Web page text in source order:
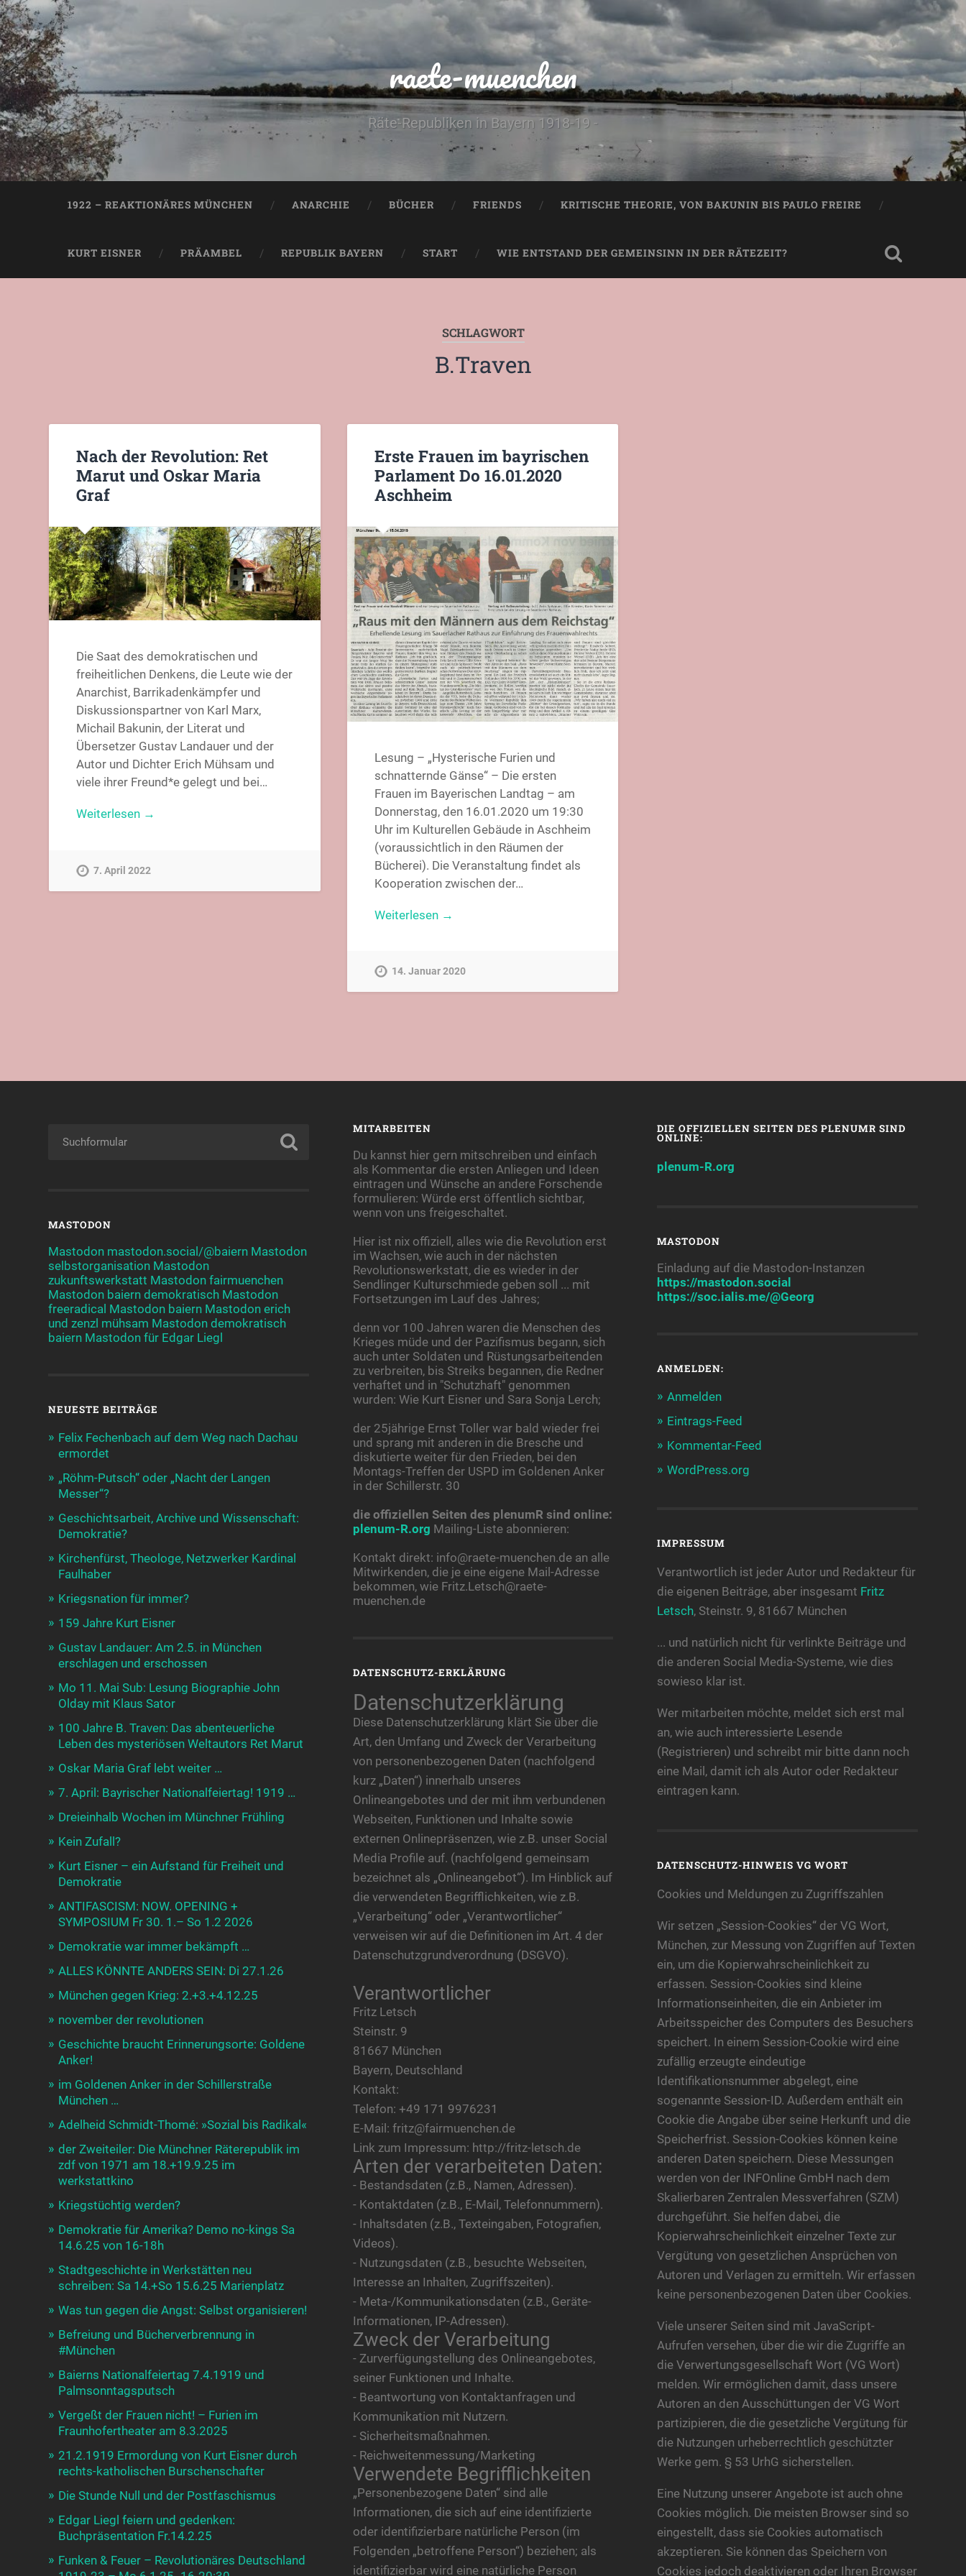
raete-muenchen
Räte-Republiken in Bayern 1918-19 -
1922 – REAKTIONÄRES MÜNCHEN ANARCHIE BÜCHER FRIENDS KRITISCHE THEORIE, VON BAKUNIN BIS PAULO FREIRE
KURT EISNER PRÄAMBEL REPUBLIK BAYERN START WIE ENTSTAND DER GEMEINSINN IN DER RÄTEZEIT?
SCHLAGWORT
B.Traven
Nach der Revolution: Ret
Marut und Oskar Maria
Graf
Die Saat des demokratischen und
freiheitlichen Denkens, die Leute wie der
Anarchist, Barrikadenkämpfer und
Diskussionspartner von Karl Marx,
Michail Bakunin, der Literat und
Übersetzer Gustav Landauer und der
Autor und Dichter Erich Mühsam und
viele ihrer Freund*e gelegt und bei…
Weiterlesen →
7. April 2022
Erste Frauen im bayrischen
Parlament Do 16.01.2020
Aschheim
Lesung – „Hysterische Furien und
schnatternde Gänse“ – Die ersten
Frauen im Bayerischen Landtag – am
Donnerstag, den 16.01.2020 um 19:30
Uhr im Kulturellen Gebäude in Aschheim
(voraussichtlich in den Räumen der
Bücherei). Die Veranstaltung findet als
Kooperation zwischen der…
Weiterlesen →
14. Januar 2020
MASTODON
Mastodon mastodon.social/@baiern Mastodon
selbstorganisation Mastodon
zukunftswerkstatt Mastodon fairmuenchen
Mastodon baiern demokratisch Mastodon
freeradical Mastodon baiern Mastodon erich
und zenzl mühsam Mastodon demokratisch
baiern Mastodon für Edgar Liegl
NEUESTE BEITRÄGE
Felix Fechenbach auf dem Weg nach Dachau
ermordet
„Röhm-Putsch“ oder „Nacht der Langen
Messer“?
Geschichtsarbeit, Archive und Wissenschaft:
Demokratie?
Kirchenfürst, Theologe, Netzwerker Kardinal
Faulhaber
Kriegsnation für immer?
159 Jahre Kurt Eisner
Gustav Landauer: Am 2.5. in München
erschlagen und erschossen
Mo 11. Mai Sub: Lesung Biographie John
Olday mit Klaus Sator
100 Jahre B. Traven: Das abenteuerliche
Leben des mysteriösen Weltautors Ret Marut
Oskar Maria Graf lebt weiter …
7. April: Bayrischer Nationalfeiertag! 1919 …
Dreieinhalb Wochen im Münchner Frühling
Kein Zufall?
Kurt Eisner – ein Aufstand für Freiheit und
Demokratie
ANTIFASCISM: NOW. OPENING +
SYMPOSIUM Fr 30. 1.– So 1.2 2026
Demokratie war immer bekämpft …
ALLES KÖNNTE ANDERS SEIN: Di 27.1.26
München gegen Krieg: 2.+3.+4.12.25
november der revolutionen
Geschichte braucht Erinnerungsorte: Goldene
Anker!
im Goldenen Anker in der Schillerstraße
München …
Adelheid Schmidt-Thomé: »Sozial bis Radikal«
der Zweiteiler: Die Münchner Räterepublik im
zdf von 1971 am 18.+19.9.25 im
werkstattkino
Kriegstüchtig werden?
Demokratie für Amerika? Demo no-kings Sa
14.6.25 von 16-18h
Stadtgeschichte in Werkstätten neu
schreiben: Sa 14.+So 15.6.25 Marienplatz
Was tun gegen die Angst: Selbst organisieren!
Befreiung und Bücherverbrennung in
#München
Baierns Nationalfeiertag 7.4.1919 und
Palmsonntagsputsch
Vergeßt der Frauen nicht! – Furien im
Fraunhofertheater am 8.3.2025
21.2.1919 Ermordung von Kurt Eisner durch
rechts-katholischen Burschenschafter
Die Stunde Null und der Postfaschismus
Edgar Liegl feiern und gedenken:
Buchpräsentation Fr.14.2.25
Funken & Feuer – Revolutionäres Deutschland
MITARBEITEN
Du kannst hier gern mitschreiben und einfach
als Kommentar die ersten Anliegen und Ideen
eintragen und Wünsche an andere Forschende
formulieren: Würde erst öffentlich sichtbar,
wenn von uns freigeschaltet.
Hier ist nix offiziell, alles wie die Revolution erst
im Wachsen, wie auch in der nächsten
Revolutionswerkstatt, die es wieder in der
Sendlinger Kulturschmiede geben soll ... mit
Fortsetzungen im Lauf des Jahres;
denn vor 100 Jahren waren die Menschen des
Krieges müde und der Pazifismus begann, sich
auch unter Soldaten und Rüstungsarbeitenden
zu verbreiten, bis Streiks begannen, die Redner
verhaftet und in "Schutzhaft" genommen
wurden: Wie Kurt Eisner und Sara Sonja Lerch;
der 25jährige Ernst Toller war bald wieder frei
und sprang mit anderen in die Bresche und
diskutierte weiter für den Frieden, bei den
Montags-Treffen der USPD im Goldenen Anker
in der Schillerstr. 30
die offiziellen Seiten des plenumR sind online:
plenum-R.org Mailing-Liste abonnieren:
Kontakt direkt: info@raete-muenchen.de an alle
Mitwirkenden, die je eine eigene Mail-Adresse
bekommen, wie Fritz.Letsch@raete-
muenchen.de
DATENSCHUTZ-ERKLÄRUNG
Datenschutzerklärung
Diese Datenschutzerklärung klärt Sie über die
Art, den Umfang und Zweck der Verarbeitung
von personenbezogenen Daten (nachfolgend
kurz „Daten“) innerhalb unseres
Onlineangebotes und der mit ihm verbundenen
Webseiten, Funktionen und Inhalte sowie
externen Onlinepräsenzen, wie z.B. unser Social
Media Profile auf. (nachfolgend gemeinsam
bezeichnet als „Onlineangebot“). Im Hinblick auf
die verwendeten Begrifflichkeiten, wie z.B.
„Verarbeitung“ oder „Verantwortlicher“
verweisen wir auf die Definitionen im Art. 4 der
Datenschutzgrundverordnung (DSGVO).
Verantwortlicher
Fritz Letsch
Steinstr. 9
81667 München
Bayern, Deutschland
Kontakt:
Telefon: +49 171 9976231
E-Mail: fritz@fairmuenchen.de
Link zum Impressum: http://fritz-letsch.de
Arten der verarbeiteten Daten:
- Bestandsdaten (z.B., Namen, Adressen).
- Kontaktdaten (z.B., E-Mail, Telefonnummern).
- Inhaltsdaten (z.B., Texteingaben, Fotografien,
Videos).
- Nutzungsdaten (z.B., besuchte Webseiten,
Interesse an Inhalten, Zugriffszeiten).
- Meta-/Kommunikationsdaten (z.B., Geräte-
Informationen, IP-Adressen).
Zweck der Verarbeitung
- Zurverfügungstellung des Onlineangebotes,
seiner Funktionen und Inhalte.
- Beantwortung von Kontaktanfragen und
Kommunikation mit Nutzern.
- Sicherheitsmaßnahmen.
- Reichweitenmessung/Marketing
Verwendete Begrifflichkeiten
„Personenbezogene Daten“ sind alle
Informationen, die sich auf eine identifizierte
oder identifizierbare natürliche Person (im
Folgenden „betroffene Person“) beziehen; als
identifizierbar wird eine natürliche Person
DIE OFFIZIELLEN SEITEN DES PLENUMR SIND
ONLINE:
plenum-R.org
MASTODON
Einladung auf die Mastodon-Instanzen
https://mastodon.social
https://soc.ialis.me/@Georg
ANMELDEN:
Anmelden
Eintrags-Feed
Kommentar-Feed
WordPress.org
IMPRESSUM
Verantwortlich ist jeder Autor und Redakteur für
die eigenen Beiträge, aber insgesamt Fritz
Letsch, Steinstr. 9, 81667 München
... und natürlich nicht für verlinkte Beiträge und
die anderen Social Media-Systeme, wie dies
sowieso klar ist.
Wer mitarbeiten möchte, meldet sich erst mal
an, wie auch interessierte Lesende
(Registrieren) und schreibt mir bitte dann noch
eine Mail, damit ich als Autor oder Redakteur
eintragen kann.
DATENSCHUTZ-HINWEIS VG WORT
Cookies und Meldungen zu Zugriffszahlen
Wir setzen „Session-Cookies“ der VG Wort,
München, zur Messung von Zugriffen auf Texten
ein, um die Kopierwahrscheinlichkeit zu
erfassen. Session-Cookies sind kleine
Informationseinheiten, die ein Anbieter im
Arbeitsspeicher des Computers des Besuchers
speichert. In einem Session-Cookie wird eine
zufällig erzeugte eindeutige
Identifikationsnummer abgelegt, eine
sogenannte Session-ID. Außerdem enthält ein
Cookie die Angabe über seine Herkunft und die
Speicherfrist. Session-Cookies können keine
anderen Daten speichern. Diese Messungen
werden von der INFOnline GmbH nach dem
Skalierbaren Zentralen Messverfahren (SZM)
durchgeführt. Sie helfen dabei, die
Kopierwahrscheinlichkeit einzelner Texte zur
Vergütung von gesetzlichen Ansprüchen von
Autoren und Verlagen zu ermitteln. Wir erfassen
keine personenbezogenen Daten über Cookies.
Viele unserer Seiten sind mit JavaScript-
Aufrufen versehen, über die wir die Zugriffe an
die Verwertungsgesellschaft Wort (VG Wort)
melden. Wir ermöglichen damit, dass unsere
Autoren an den Ausschüttungen der VG Wort
partizipieren, die die gesetzliche Vergütung für
die Nutzungen urheberrechtlich geschützter
Werke gem. § 53 UrhG sicherstellen.
Eine Nutzung unserer Angebote ist auch ohne
Cookies möglich. Die meisten Browser sind so
eingestellt, dass sie Cookies automatisch
akzeptieren. Sie können das Speichern von
Cookies jedoch deaktivieren oder Ihren Browser